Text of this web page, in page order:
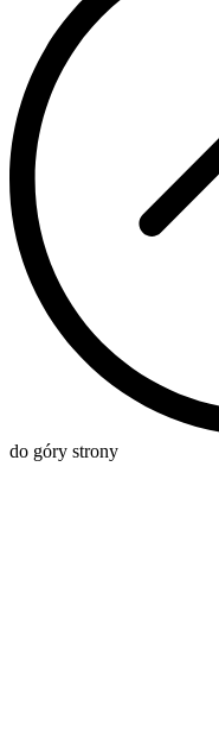
do góry strony